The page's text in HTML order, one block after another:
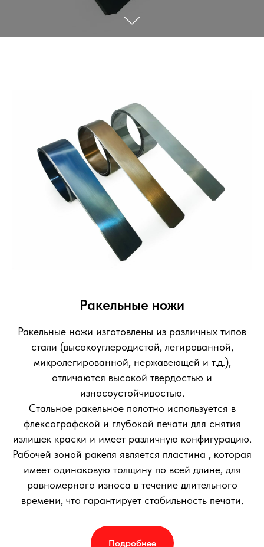
Ракельные ножи
Ракельные ножи изготовлены из различных типов
стали (высокоуглеродистой, легированной,
микролегированной, нержавеющей и т.д.),
отличаются высокой твердостью и
износоустойчивостью.
Стальное ракельное полотно используется в
флексографской и глубокой печати для снятия
излишек краски и имеет различную конфигурацию.
Рабочей зоной ракеля является пластина , которая
имеет одинаковую толщину по всей длине, для
равномерного износа в течение длительного
времени, что гарантирует стабильность печати.
Подробнее